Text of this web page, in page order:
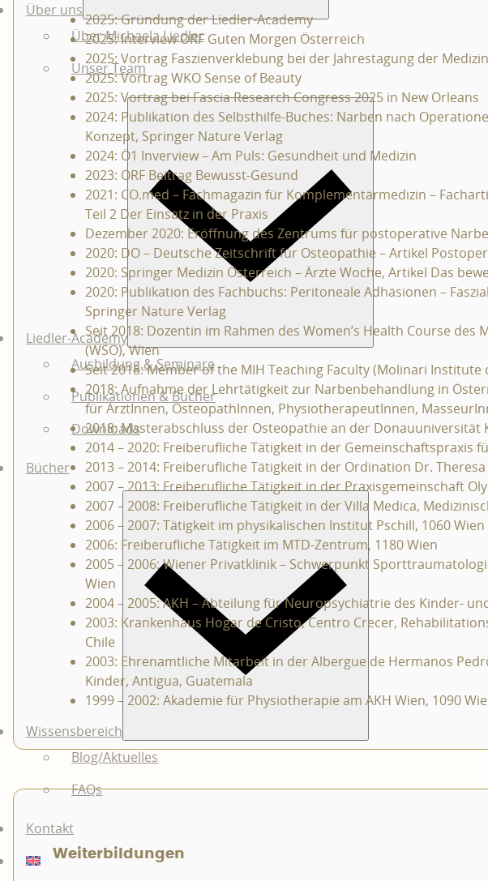
Über uns
Über Michaela Liedler
Unser Team
Liedler-Academy
Ausbildung & Seminare
Publikationen & Bücher
Downloads
Bücher
Wissensbereich
Blog/Aktuelles
FAQs
Kontakt
2025: Gründung der Liedler-Academy
2025: Interview ORF Guten Morgen Österreich
2025: Vortrag Faszienverklebung bei der Jahrestagung der
2025: Vortrag WKO Sense of Beauty
2025: Vortrag bei Fascia Research Congress 2025 in New Orleans
2024: Publikation des Selbsthilfe-Buches: Narben nach
Konzept, Springer Nature Verlag
2024: Ö1 Inverview – Am Puls: Gesundheit und Medizin
2023: ORF Beitrag Bewusst-Gesund
2021: CO.med – Fachmagazin für Komplementärmedizin –
Teil 2 Der Einsatz in der Praxis
Dezember 2020: Eröffnung des Zentrums für postoperative
2020: DO – Deutsche Zeitschrift für Osteopathie – Artikel
2020: Springer Medizin Österreich – Ärzte Woche, Artikel Das
2020: Publikation des Fachbuchs: Peritoneale Adhäsionen –
Springer Nature Verlag
Seit 2018: Dozentin im Rahmen des Women’s Health Course
(WSO), Wien
Seit 2018: Member of the MIH Teaching Faculty (Molinari Institute
2018: Aufnahme der Lehrtätigkeit zur Narbenbehandlung in
für ÄrztInnen, OsteopathInnen, PhysiotherapeutInnen,
2018: Masterabschluss der Osteopathie an der Donauuniversität
2014 – 2020: Freiberufliche Tätigkeit in der Gemeinschaftspraxis
2013 – 2014: Freiberufliche Tätigkeit in der Ordination Dr.
2007 – 2013: Freiberufliche Tätigkeit in der Praxisgemeinschaft
2007 – 2008: Freiberufliche Tätigkeit in der Villa Medica,
2006 – 2007: Tätigkeit im physikalischen Institut Pschill, 1060 Wien
2006: Freiberufliche Tätigkeit im MTD-Zentrum, 1180 Wien
2005 – 2006: Wiener Privatklinik – Schwerpunkt
Wien
2004 – 2005: AKH – Abteilung für Neuropsychiatrie des Kinder-
2003: Krankenhaus Hogar de Cristo, Centro Crecer,
Chile
2003: Ehrenamtliche Mitarbeit in der Albergue de Hermanos
Kinder, Antigua, Guatemala
1999 – 2002: Akademie für Physiotherapie am AKH Wien, 1090
Weiterbildungen